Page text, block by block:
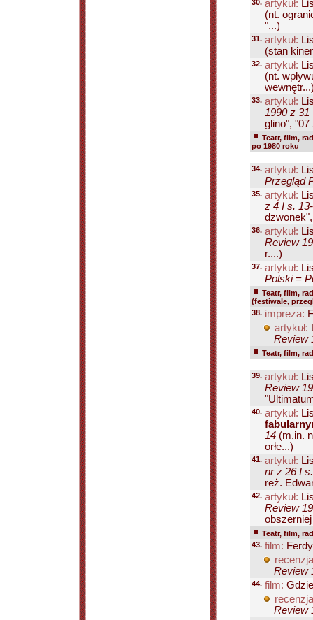
30. artykuł:
(nt.
"...)
31. artykuł:
(stan
32. artykuł:
(nt.
33. artykuł:
1990 z 31
glino", "07
Teatr, film,
po 1980 roku
34. artykuł:
Przegląd
35. artykuł:
z 4 I s.
36. artykuł:
Review
r....)
37. artykuł:
Polski =
Teatr, film,
(festiwale,
38. impreza:
artykuł:
Review
Teatr, film,
39. artykuł:
Review
40. artykuł:
14 (m.in.
orłe...)
41. artykuł:
nr z 26 I
reż.
42. artykuł:
Review
Teatr, film,
43. film:
Review
44. film:
Review